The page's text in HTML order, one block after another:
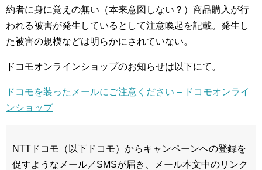
約者に身に覚えの無い（本来意図しない？）商品購入が行
われる被害が発生しているとして注意喚起を記載。発生し
た被害の規模などは明らかにされていない。
ドコモオンラインショップのお知らせは以下にて。
ドコモを装ったメールにご注意ください – ドコモオンライ
ンショップ
NTTドコモ（以下ドコモ）からキャンペーンへの登録を
促すようなメール／SMSが届き、メール本文中のリンク